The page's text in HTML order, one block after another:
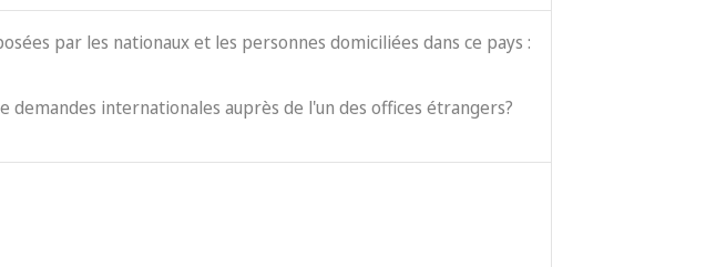
par les nationaux et les personnes domiciliées dans ce pays :
internationales auprès de l'un des offices étrangers?